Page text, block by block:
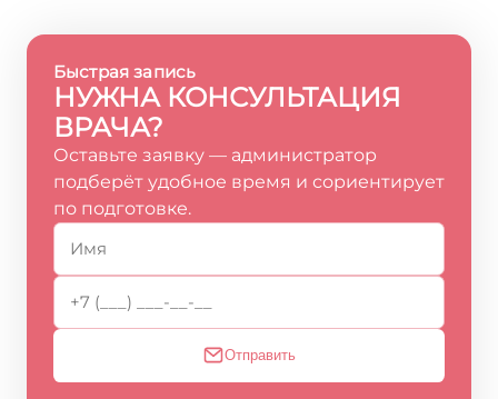
Быстрая запись
НУЖНА КОНСУЛЬТАЦИЯ
ВРАЧА?
Оставьте заявку — администратор
подберёт удобное время и сориентирует
по подготовке.
Отправить